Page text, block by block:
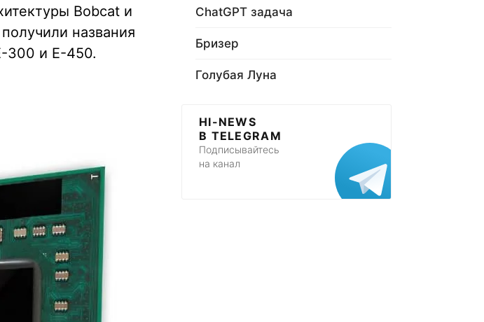
Bobcat и
названия
300 и E-450.
ChatGPT задача
Бризер
Голубая Луна
HI-NEWS
В TELEGRAM
Подписывайтесь
на канал